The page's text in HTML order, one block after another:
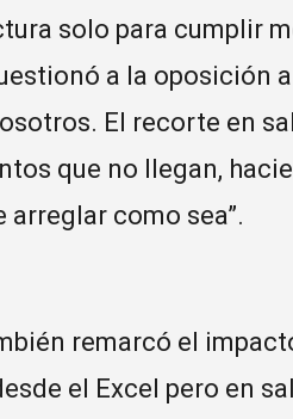
solo para cumplir
a la oposición
El recorte en
que no llegan,
arreglar como sea”.
remarcó el
el Excel pero en